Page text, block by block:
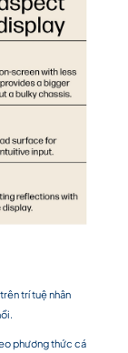
trí tuệ nhân
phương thức cá